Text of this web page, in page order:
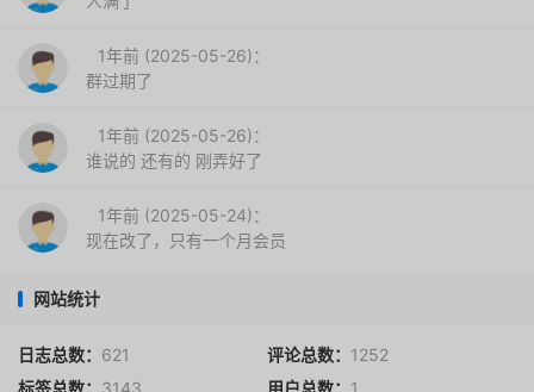
1年前 (2025-05-26)：
群过期了
1年前 (2025-05-26)：
谁说的 还有的 刚弄好了
1年前 (2025-05-24)：
现在改了，只有一个月会员
网站统计
日志总数： 621 评论总数： 1252
标签总数： 3143 用户总数： 1